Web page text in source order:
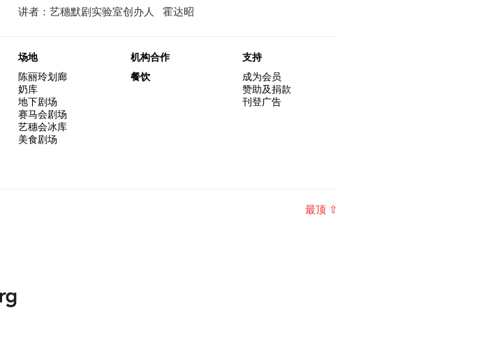
讲者：艺穗默剧实验室创办人 霍达昭
场地
陈丽玲划廊
奶库
地下剧场
赛马会剧场
艺穗会冰库
美食剧场
机构合作
餐饮
支持
成为会员
赞助及捐款
刊登广告
最顶 ⇧